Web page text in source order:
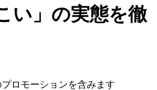
い」の実態を徹
ロモーションを含みます